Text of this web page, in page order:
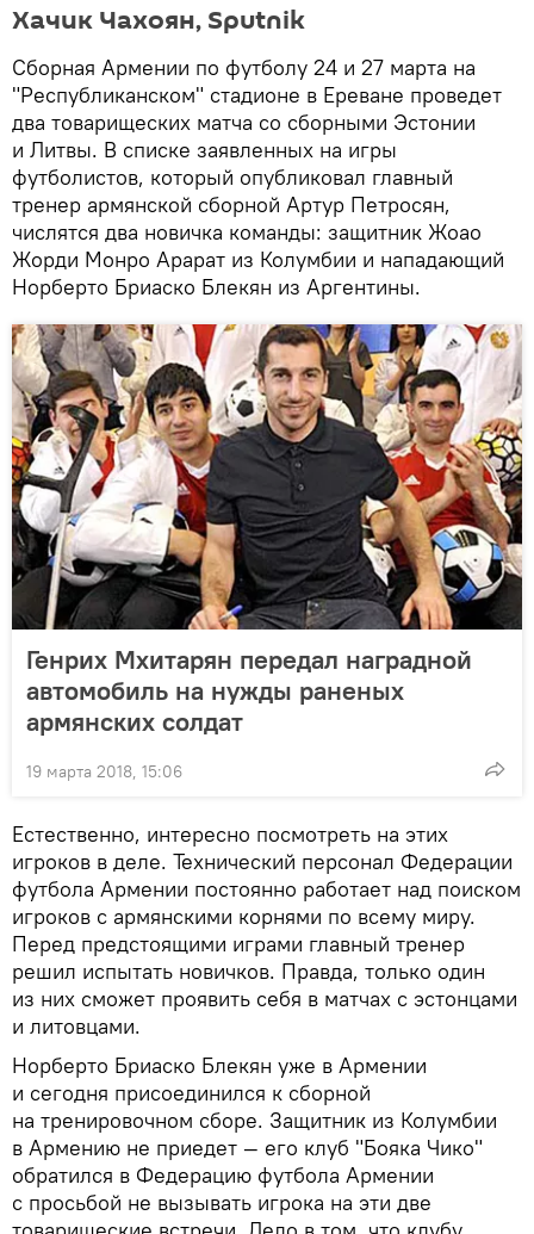
Хачик Чахоян, Sputnik
Сборная Армении по футболу 24 и 27 марта на
"Республиканском" стадионе в Ереване проведет
два товарищеских матча со сборными Эстонии
и Литвы. В списке заявленных на игры
футболистов, который опубликовал главный
тренер армянской сборной Артур Петросян,
числятся два новичка команды: защитник Жоао
Жорди Монро Арарат из Колумбии и нападающий
Норберто Бриаско Блекян из Аргентины.
Генрих Мхитарян передал наградной
автомобиль на нужды раненых
армянских солдат
19 марта 2018, 15:06
Естественно, интересно посмотреть на этих
игроков в деле. Технический персонал Федерации
футбола Армении постоянно работает над поиском
игроков с армянскими корнями по всему миру.
Перед предстоящими играми главный тренер
решил испытать новичков. Правда, только один
из них сможет проявить себя в матчах с эстонцами
и литовцами.
Норберто Бриаско Блекян уже в Армении
и сегодня присоединился к сборной
на тренировочном сборе. Защитник из Колумбии
в Армению не приедет — его клуб "Бояка Чико"
обратился в Федерацию футбола Армении
с просьбой не вызывать игрока на эти две